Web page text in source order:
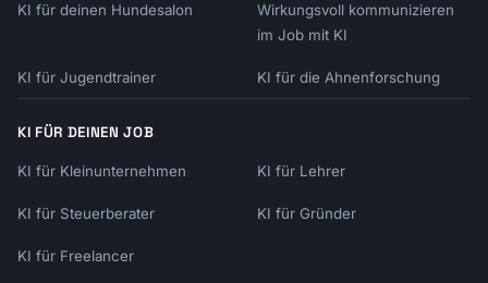
KI für deinen Hundesalon
Wirkungsvoll kommunizieren
im Job mit KI
KI für Jugendtrainer KI für die Ahnenforschung
KI FÜR DEINEN JOB
KI für Kleinunternehmen KI für Lehrer
KI für Steuerberater KI für Gründer
KI für Freelancer